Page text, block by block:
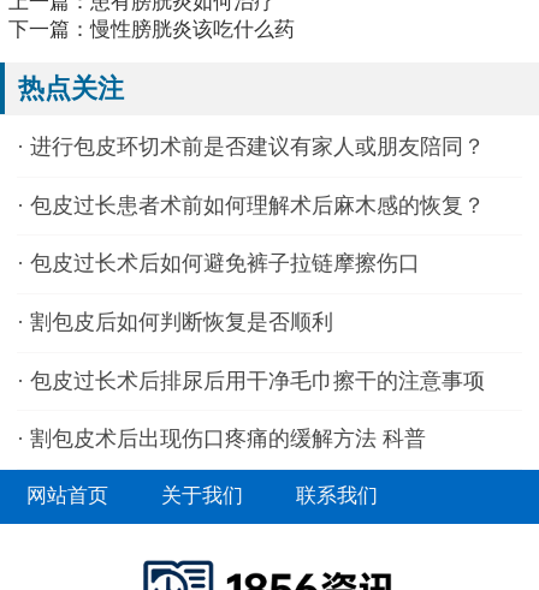
下一篇：慢性膀胱炎该吃什么药
热点关注
· 进行包皮环切术前是否建议有家人或朋友陪同？
· 包皮过长患者术前如何理解术后麻木感的恢复？
· 包皮过长术后如何避免裤子拉链摩擦伤口
· 割包皮后如何判断恢复是否顺利
· 包皮过长术后排尿后用干净毛巾擦干的注意事项
· 割包皮术后出现伤口疼痛的缓解方法 科普
网站首页 关于我们 联系我们